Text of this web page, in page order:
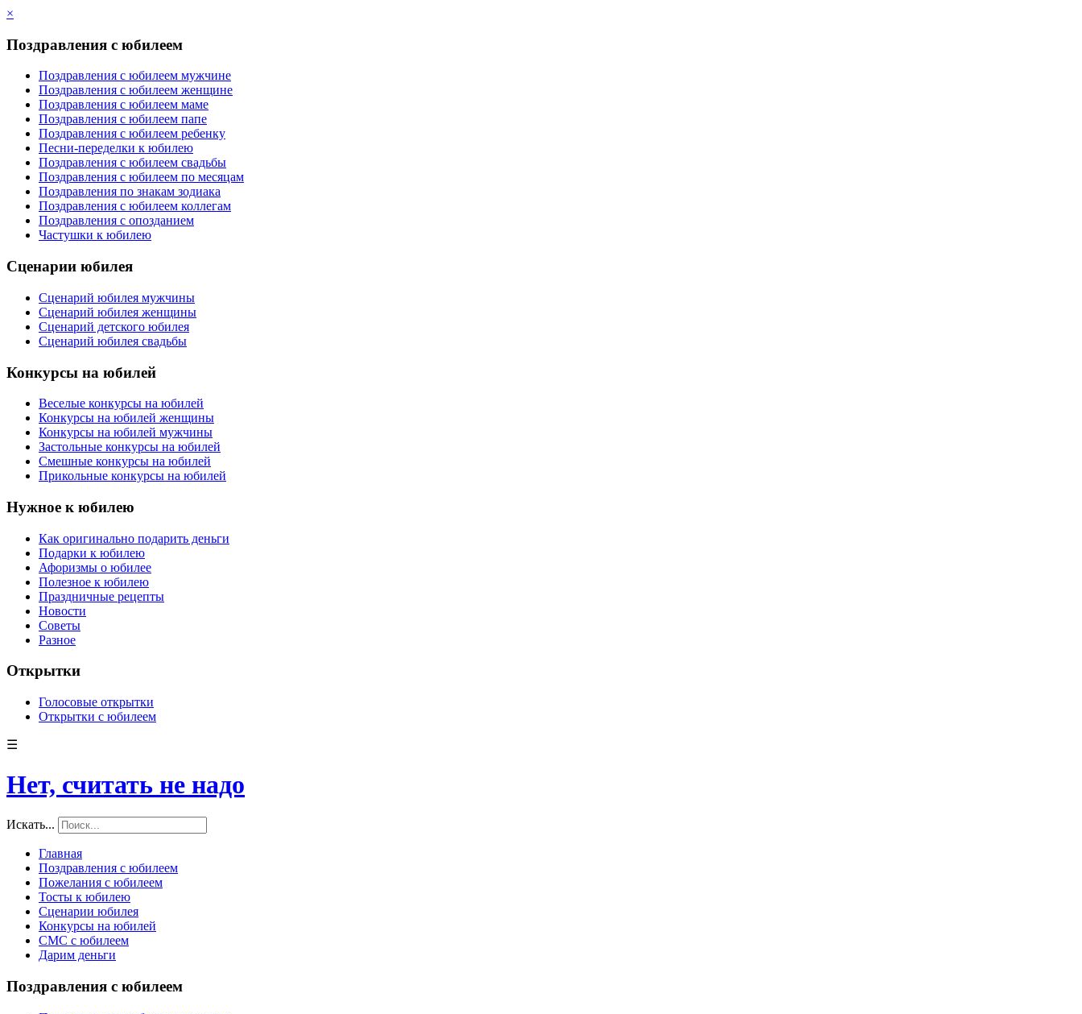
×
Поздравления с юбилеем
Поздравления с юбилеем мужчине
Поздравления с юбилеем женщине
Поздравления с юбилеем маме
Поздравления с юбилеем папе
Поздравления с юбилеем ребенку
Песни-переделки к юбилею
Поздравления с юбилеем свадьбы
Поздравления с юбилеем по месяцам
Поздравления по знакам зодиака
Поздравления с юбилеем коллегам
Поздравления с опозданием
Частушки к юбилею
Сценарии юбилея
Сценарий юбилея мужчины
Сценарий юбилея женщины
Сценарий детского юбилея
Сценарий юбилея свадьбы
Конкурсы на юбилей
Веселые конкурсы на юбилей
Конкурсы на юбилей женщины
Конкурсы на юбилей мужчины
Застольные конкурсы на юбилей
Смешные конкурсы на юбилей
Прикольные конкурсы на юбилей
Нужное к юбилею
Как оригинально подарить деньги
Подарки к юбилею
Афоризмы о юбилее
Полезное к юбилею
Праздничные рецепты
Новости
Советы
Разное
Открытки
Голосовые открытки
Открытки с юбилеем
☰
Нет, считать не надо
Искать...
Главная
Поздравления с юбилеем
Пожелания с юбилеем
Тосты к юбилею
Сценарии юбилея
Конкурсы на юбилей
СМС с юбилеем
Дарим деньги
Поздравления с юбилеем